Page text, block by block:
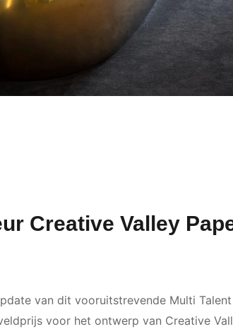
Creative Valley
van dit vooruitstrevende Multi
voor het ontwerp van Creative